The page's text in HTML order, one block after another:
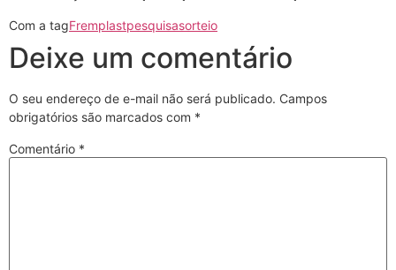
Com a tagFremplastpesquisasorteio
Deixe um comentário
O seu endereço de e-mail não será publicado. Campos
obrigatórios são marcados com *
Comentário *